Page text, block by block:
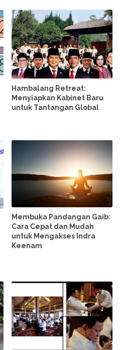
Hambalang Retreat:
Menyiapkan Kabinet Baru
untuk Tantangan Global
Membuka Pandangan Gaib:
Cara Cepat dan Mudah
untuk Mengakses Indra
Keenam